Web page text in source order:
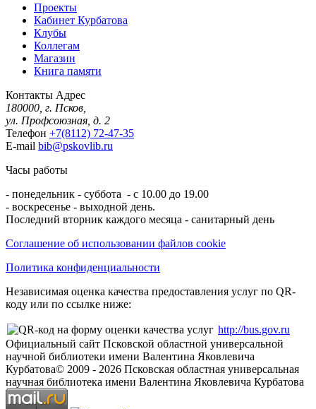
Проекты
Кабинет Курбатова
Клубы
Коллегам
Магазин
Книга памяти
Контакты Адрес
180000, г. Псков,
ул. Профсоюзная, д. 2
Телефон +7(8112) 72-47-35
E-mail bib@pskovlib.ru
Часы работы
- понедельник - суббота - с 10.00 до 19.00
- воскресенье - выходной день.
Последний вторник каждого месяца - санитарный день
Соглашение об использовании файлов cookie
Политика конфиденциальности
Независимая оценка качества предоставления услуг по QR-
коду или по ссылке ниже:
http://bus.gov.ru
Официальный сайт Псковской областной универсальной
научной библиотеки имени Валентина Яковлевича
Курбатова© 2009 - 2026 Псковская областная универсальная
научная библиотека имени Валентина Яковлевича Курбатова